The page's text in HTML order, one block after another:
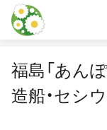
本文に飛ぶ
福島「あん
造船・セシ